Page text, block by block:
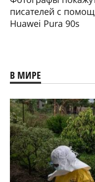
писателей с
Huawei Pura 90s
В МИРЕ